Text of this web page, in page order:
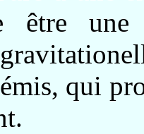
être
qui